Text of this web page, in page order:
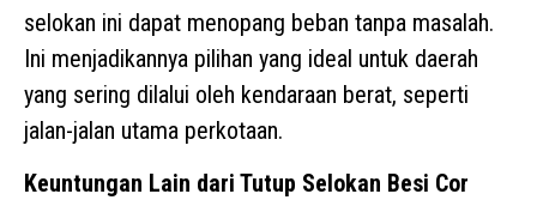
selokan ini dapat menopang beban tanpa masalah.
Ini menjadikannya pilihan yang ideal untuk daerah
yang sering dilalui oleh kendaraan berat, seperti
jalan-jalan utama perkotaan.
Keuntungan Lain dari Tutup Selokan Besi Cor